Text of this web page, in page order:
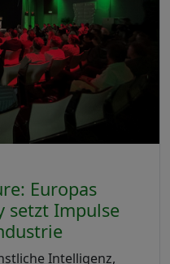
Europas
setzt Impulse
Intelligenz,